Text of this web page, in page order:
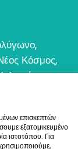
,
Κόσμος,
,
επισκεπτών
εξατομικευμένο
ιστοτόπου. Για